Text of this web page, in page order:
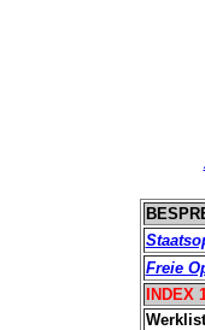
Freie
INDEX